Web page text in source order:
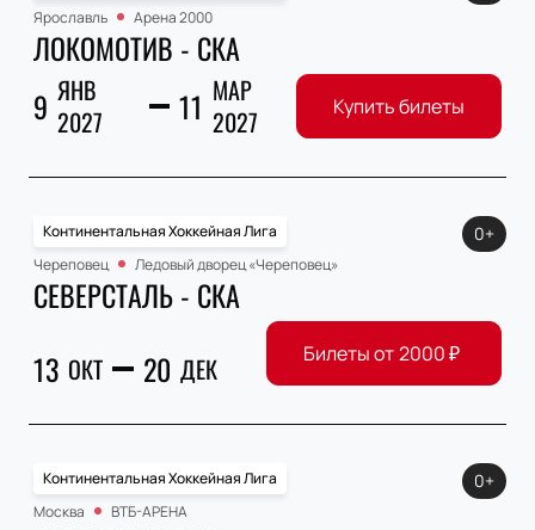
Ярославль
Арена 2000
ЛОКОМОТИВ - СКА
9 ЯНВ
2027
11 МАР
2027
Купить билеты
Континентальная Хоккейная Лига
Череповец
Ледовый дворец «Череповец»
СЕВЕРСТАЛЬ - СКА
13 ОКТ 20 ДЕК
0+
Билеты от2000₽
Континентальная Хоккейная Лига
Москва
ВТБ-АРЕНА
0+